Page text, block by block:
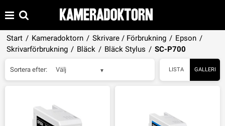
Start / Kameradoktorn / Skrivare / Förbrukning / Epson /
Skrivarförbrukning / Bläck / Bläck Stylus / SC-P700
LISTA GALLERI
Sortera efter: Välj